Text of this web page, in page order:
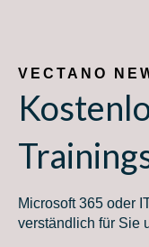
VECTANO
Microsoft 365 oder
verständlich für Sie